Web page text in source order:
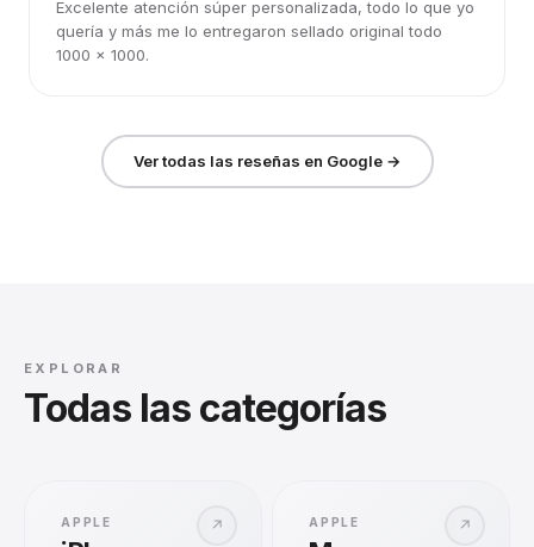
Excelente atención súper personalizada, todo lo que yo
quería y más me lo entregaron sellado original todo
1000 x 1000.
Ver todas las reseñas en Google →
EXPLORAR
Todas las categorías
↗
APPLE ↗
APPLE